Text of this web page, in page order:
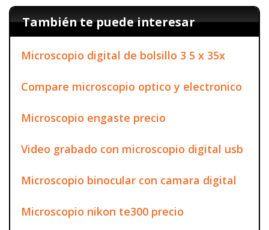
También te puede interesar
Microscopio digital de bolsillo 3 5 x 35x
Compare microscopio optico y electronico
Microscopio engaste precio
Video grabado con microscopio digital usb
Microscopio binocular con camara digital
Microscopio nikon te300 precio